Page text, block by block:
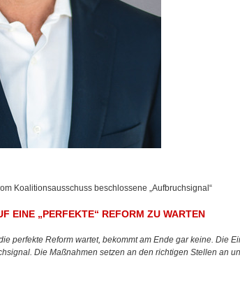
Koalitionsausschuss beschlossene „Aufbruchsignal“
EINE „PERFEKTE“ REFORM ZU WARTEN
perfekte Reform wartet, bekommt am Ende gar keine. Die
Die Maßnahmen setzen an den richtigen Stellen an